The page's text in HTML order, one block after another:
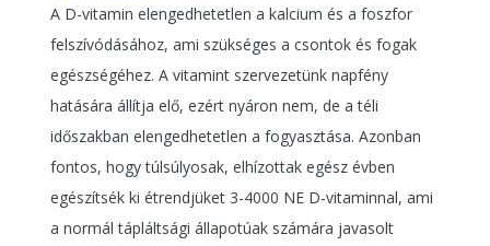
A D-vitamin elengedhetetlen a kalcium és a foszfor
felszívódásához, ami szükséges a csontok és fogak
egészségéhez. A vitamint szervezetünk napfény
hatására állítja elő, ezért nyáron nem, de a téli
időszakban elengedhetetlen a fogyasztása. Azonban
fontos, hogy túlsúlyosak, elhízottak egész évben
egészítsék ki étrendjüket 3-4000 NE D-vitaminnal, ami
a normál tápláltsági állapotúak számára javasolt